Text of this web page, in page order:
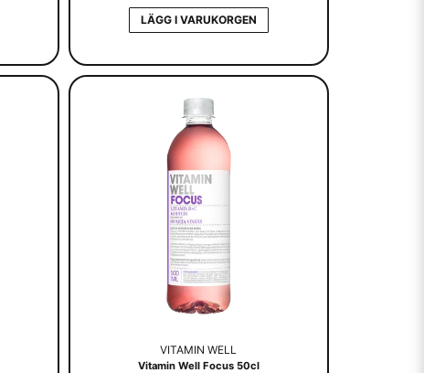
LÄGG I VARUKORGEN
VITAMIN WELL
Vitamin Well Focus 50cl